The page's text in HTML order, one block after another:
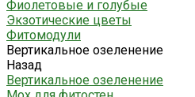
Фиолетовые и голубые
Экзотические цветы
Фитомодули
Вертикальное озеленение
Назад
Вертикальное озеленение